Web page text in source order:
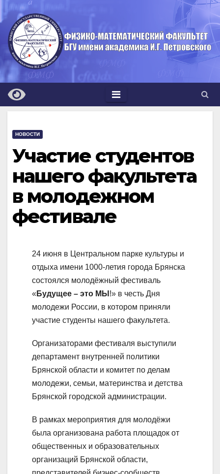
Перейти
к
содержимому
НОВОСТИ
Участие студентов
нашего факультета
в молодежном
фестивале
24 июня в Центральном парке культуры и
отдыха имени 1000-летия города Брянска
состоялся молодёжный фестиваль
« Будущее – это МЫ !» в честь Дня
молодежи России, в котором приняли
участие студенты нашего факультета.
Организаторами фестиваля выступили
департамент внутренней политики
Брянской области и комитет по делам
молодежи, семьи, материнства и детства
Брянской городской администрации.
В рамках мероприятия для молодёжи
была организована работа площадок от
общественных и образовательных
организаций Брянской области,